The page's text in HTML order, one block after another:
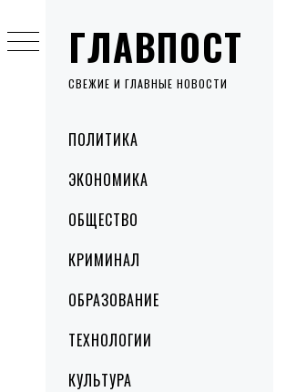
ГЛАВПОСТ
СВЕЖИЕ И ГЛАВНЫЕ НОВОСТИ
MenuПОЛИТИКА
ЭКОНОМИКА
ОБЩЕСТВО
КРИМИНАЛ
ОБРАЗОВАНИЕ
ТЕХНОЛОГИИ
КУЛЬТУРА
to
content